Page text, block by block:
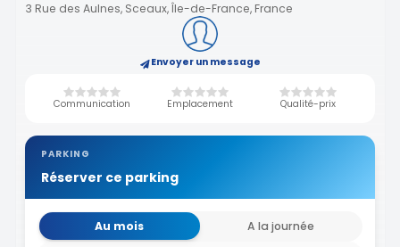
3 Rue des Aulnes, Sceaux, Île-de-France, France
Envoyer un message
Communication Emplacement Qualité-prix
PARKING
Réserver ce parking
Au mois
A la journée